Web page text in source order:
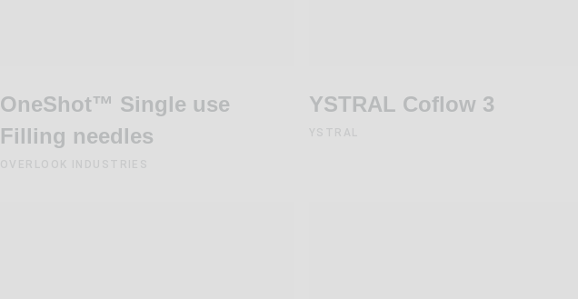
OneShot™ Single use
Filling needles
YSTRAL Coflow 3